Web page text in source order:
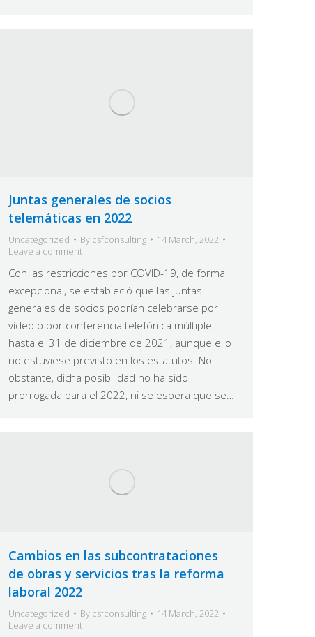
Juntas generales de socios
telemáticas en 2022
Uncategorized By csfconsulting
14 March, 2022
Leave a comment
Con las restricciones por COVID-19, de forma
excepcional, se estableció que las juntas
generales de socios podrían celebrarse por
vídeo o por conferencia telefónica múltiple
hasta el 31 de diciembre de 2021, aunque ello
no estuviese previsto en los estatutos. No
obstante, dicha posibilidad no ha sido
prorrogada para el 2022, ni se espera que se…
Cambios en las subcontrataciones
de obras y servicios tras la reforma
laboral 2022
Uncategorized By csfconsulting
14 March, 2022
Leave a comment